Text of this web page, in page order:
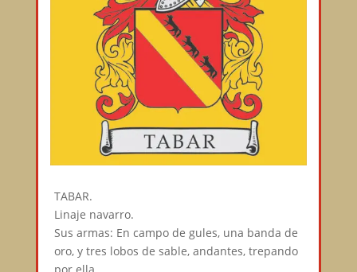
TABAR.
Linaje navarro.
Sus armas: En campo de gules, una banda de
oro, y tres lobos de sable, andantes, trepando